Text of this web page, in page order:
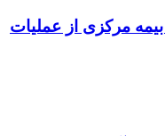
بیمه مرکزی از عملیات